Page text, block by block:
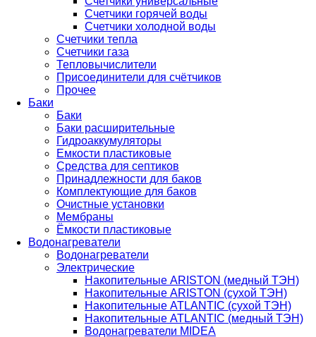
Счетчики горячей воды
Счетчики холодной воды
Счетчики тепла
Счетчики газа
Тепловычислители
Присоединители для счётчиков
Прочее
Баки
Баки
Баки расширительные
Гидроаккумуляторы
Емкости пластиковые
Средства для септиков
Принадлежности для баков
Комплектующие для баков
Очистные установки
Мембраны
Ёмкости пластиковые
Водонагреватели
Водонагреватели
Электрические
Накопительные ARISTON (медный ТЭН)
Накопительные ARISTON (сухой ТЭН)
Накопительные ATLANTIC (сухой ТЭН)
Накопительные ATLANTIC (медный ТЭН)
Водонагреватели MIDEA